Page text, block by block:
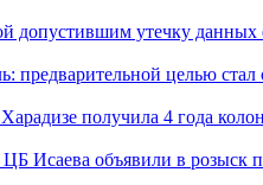
допустившим утечку
предварительной целью
получила 4 года
Исаева объявили в розыск